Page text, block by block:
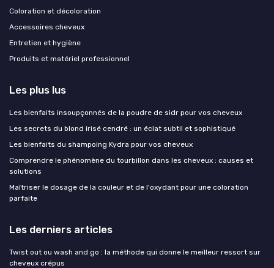
Coloration et décoloration
Accessoires cheveux
Entretien et hygiène
Produits et matériel professionnel
Les plus lus
Les bienfaits insoupçonnés de la poudre de sidr pour vos cheveux
Les secrets du blond irisé cendré : un éclat subtil et sophistiqué
Les bienfaits du shampoing Kydra pour vos cheveux
Comprendre le phénomène du tourbillon dans les cheveux : causes et
solutions
Maîtriser le dosage de la couleur et de l'oxydant pour une coloration
parfaite
Les derniers articles
Twist out ou wash and go : la méthode qui donne le meilleur ressort sur
cheveux crépus